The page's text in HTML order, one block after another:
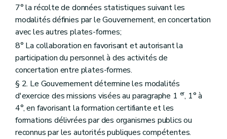
7° la récolte de données statistiques suivant les
modalités définies par le Gouvernement, en concertation
avec les autres plates-formes;
8° La collaboration en favorisant et autorisant la
participation du personnel à des activités de
concertation entre plates-formes.
§ 2. Le Gouvernement détermine les modalités
d'exercice des missions visées au paragraphe 1 er, 1° à
4°, en favorisant la formation certifiante et les
formations délivrées par des organismes publics ou
reconnus par les autorités publiques compétentes.